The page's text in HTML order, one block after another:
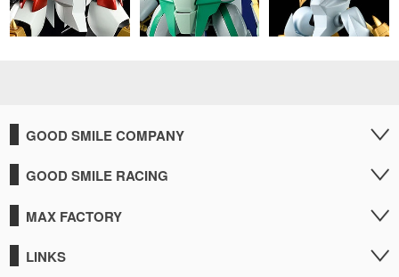
GOOD SMILE COMPANY
GOOD SMILE RACING
MAX FACTORY
LINKS